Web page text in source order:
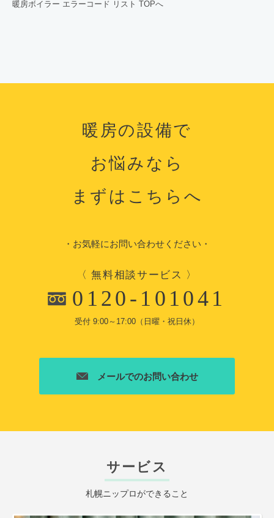
暖房ボイラー エラーコード リスト TOPへ
暖房の設備で
お悩みなら
まずはこちらへ
・お気軽にお問い合わせください・
〈 無料相談サービス 〉
0120-101041
受付 9:00～17:00（日曜・祝日休）
メールでのお問い合わせ
サービス
札幌ニップロができること